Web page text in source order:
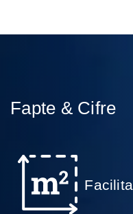
Fapte & Cifre